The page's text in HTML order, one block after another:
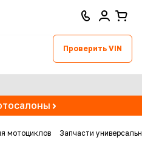
Проверить VIN
мотоциклов Запчасти